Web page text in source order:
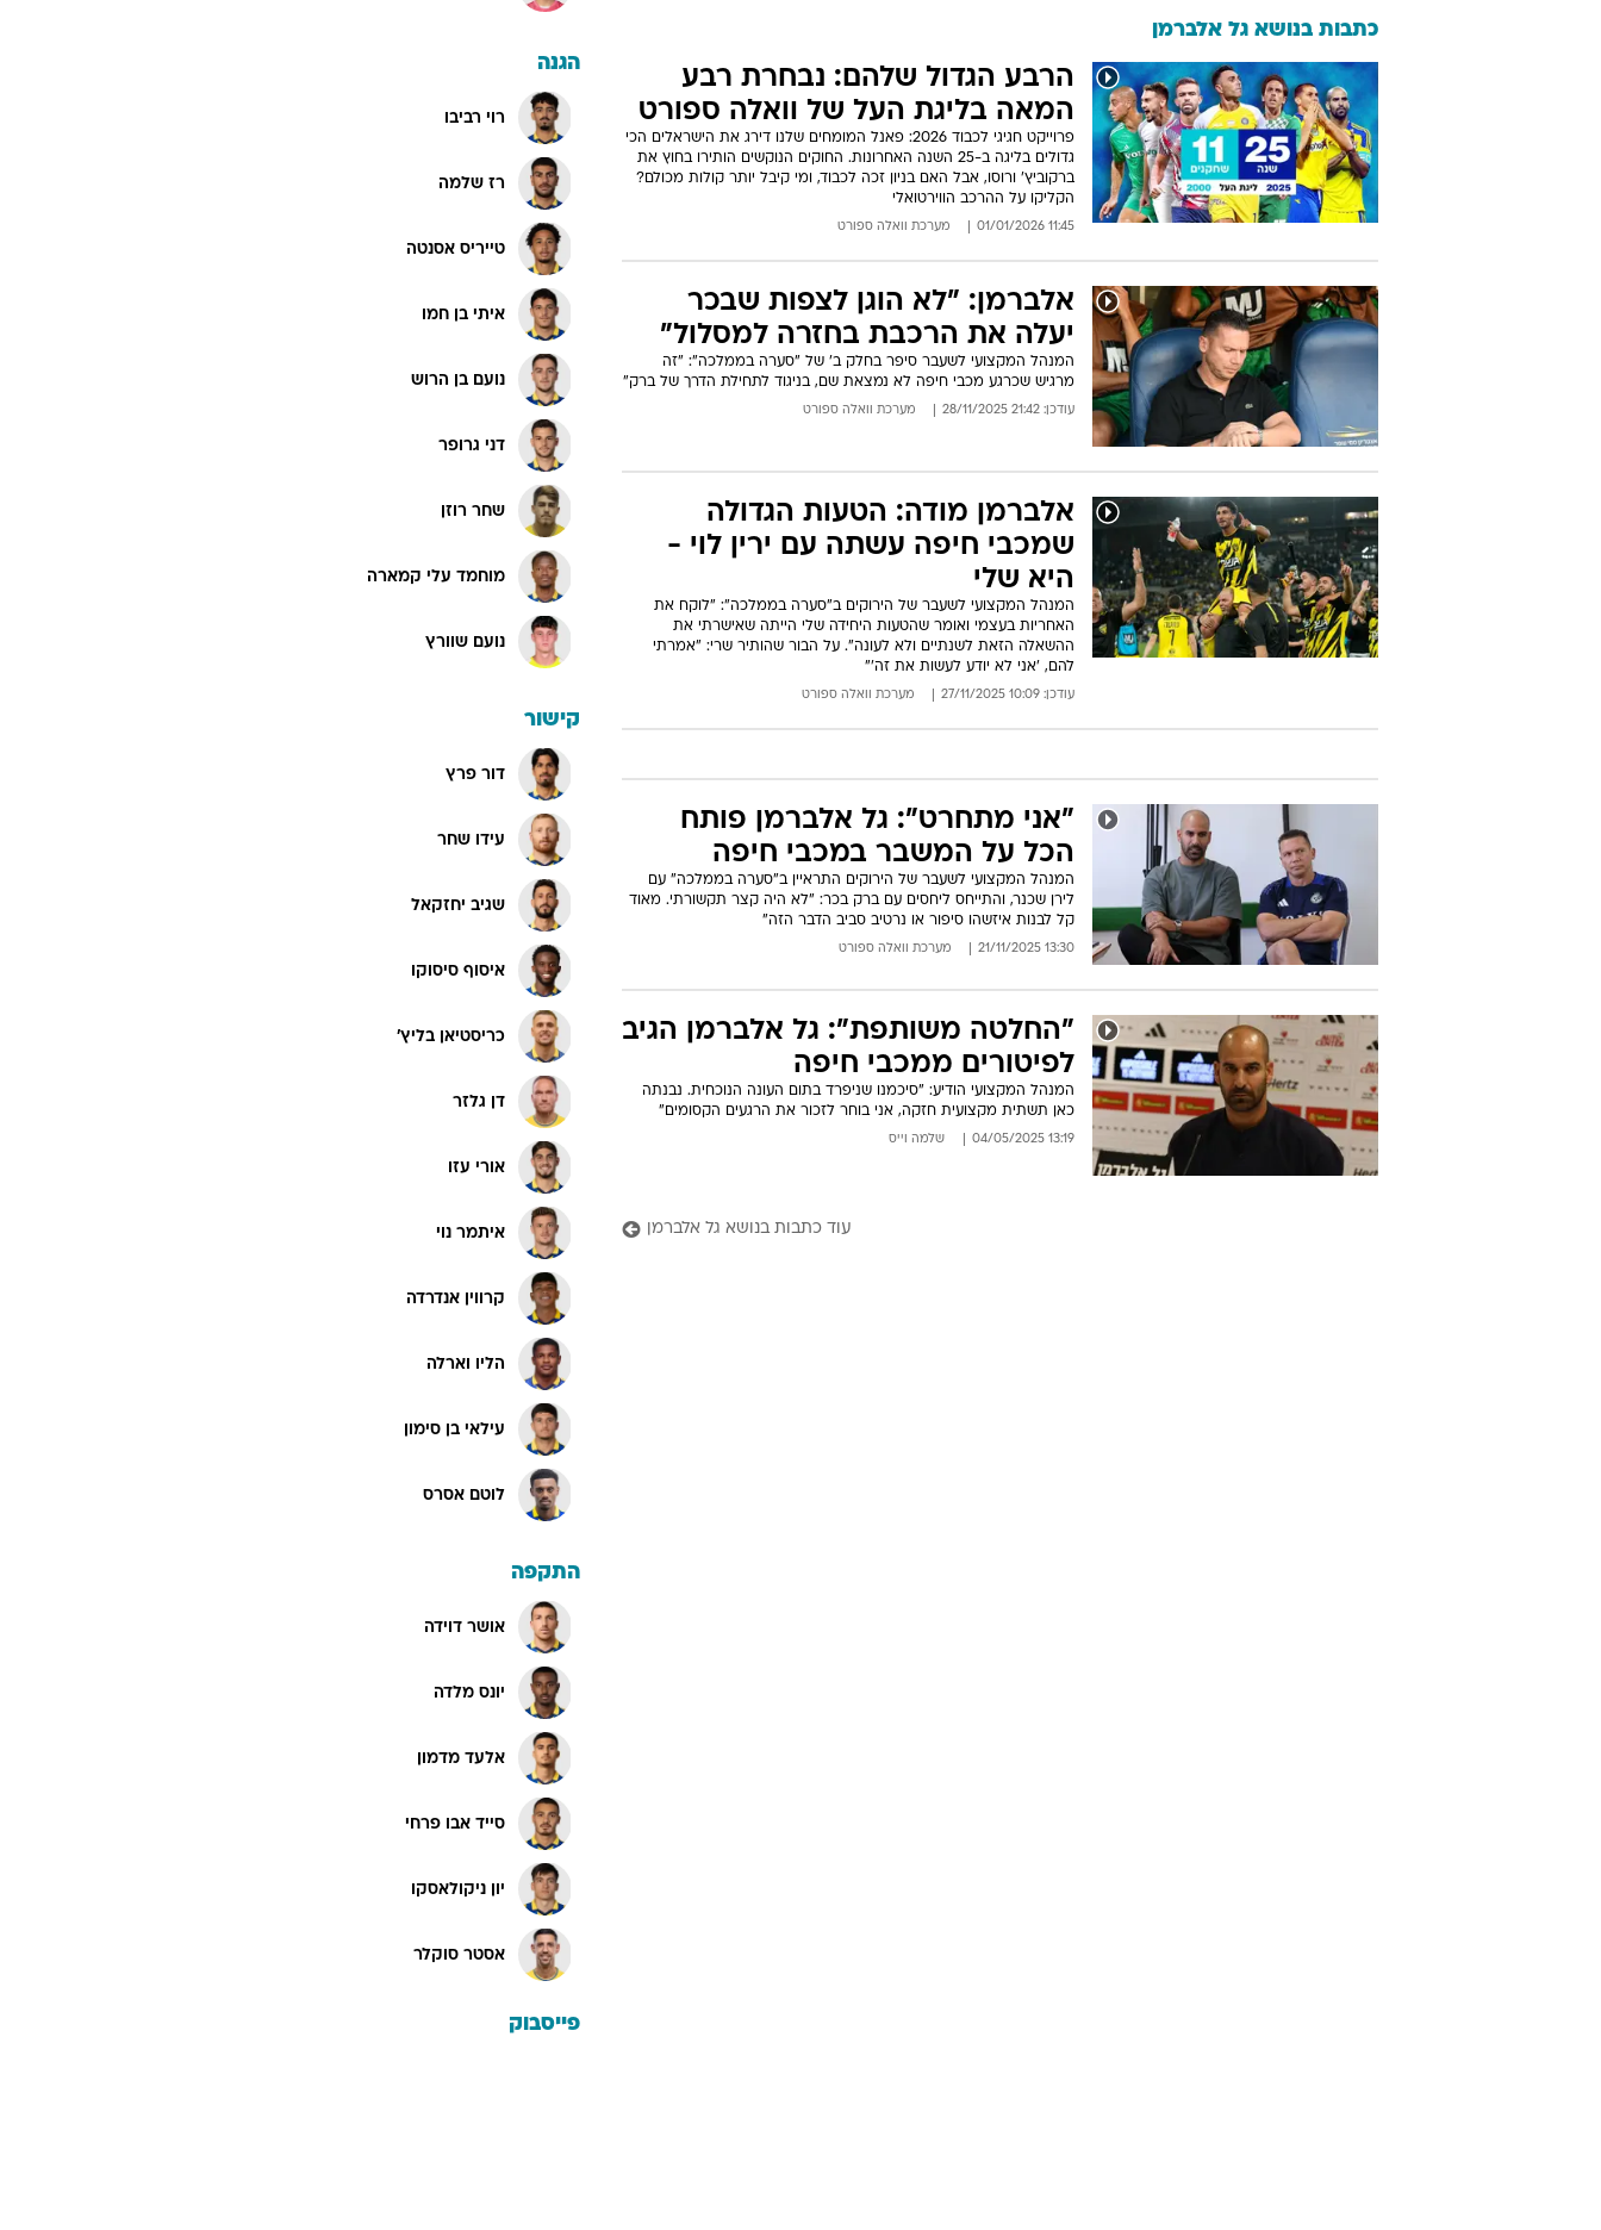
כתבות בנושא גל אלברמן
הרבע הגדול שלהם: נבחרת רבע
המאה בליגת העל של וואלה ספורט
פרוייקט חגיגי לכבוד 2026: פאנל המומחים שלנו דירג את הישראלים הכי
גדולים בליגה ב-25 השנה האחרונות. החוקים הנוקשים הותירו בחוץ את
ברקוביץ' ורוסו, אבל האם בניון זכה לכבוד, ומי קיבל יותר קולות מכולם?
הקליקו על ההרכב הווירטואלי
11:45 01/01/2026 מערכת וואלה ספורט
אלברמן: "לא הוגן לצפות שבכר
יעלה את הרכבת בחזרה למסלול"
המנהל המקצועי לשעבר סיפר בחלק ב' של "סערה בממלכה": "זה
מרגיש שכרגע מכבי חיפה לא נמצאת שם, בניגוד לתחילת הדרך של ברק"
עודכן: 21:42 28/11/2025 מערכת וואלה ספורט
אלברמן מודה: הטעות הגדולה
שמכבי חיפה עשתה עם ירין לוי -
היא שלי
המנהל המקצועי לשעבר של הירוקים ב"סערה בממלכה": "לוקח את
האחריות בעצמי ואומר שהטעות היחידה שלי הייתה שאישרתי את
ההשאלה הזאת לשנתיים ולא לעונה". על הבור שהותיר שרי: "אמרתי
להם, 'אני לא יודע לעשות את זה'"
עודכן: 10:09 27/11/2025 מערכת וואלה ספורט
"אני מתחרט": גל אלברמן פותח
הכל על המשבר במכבי חיפה
המנהל המקצועי לשעבר של הירוקים התראיין ב"סערה בממלכה" עם
לירן שכנר, והתייחס ליחסים עם ברק בכר: "לא היה קצר תקשורתי. מאוד
קל לבנות איזשהו סיפור או נרטיב סביב הדבר הזה"
13:30 21/11/2025 מערכת וואלה ספורט
"החלטה משותפת": גל אלברמן הגיב
לפיטורים ממכבי חיפה
המנהל המקצועי הודיע: "סיכמנו שניפרד בתום העונה הנוכחית. נבנתה
כאן תשתית מקצועית חזקה, אני בוחר לזכור את הרגעים הקסומים"
13:19 04/05/2025 שלמה וייס
עוד כתבות בנושא גל אלברמן
הגנה
רוי רביבו
רז שלמה
טייריס אסנטה
איתי בן חמו
נועם בן הרוש
דני גרופר
שחר רוזן
מוחמד עלי קמארה
נועם שוורץ
קישור
דור פרץ
עידו שחר
שגיב יחזקאל
איסוף סיסוקו
כריסטיאן בליץ'
דן גלזר
אורי עזו
איתמר נוי
קרווין אנדרדה
הליו וארלה
עילאי בן סימון
לוטם אסרס
התקפה
אושר דוידה
יונס מלדה
אלעד מדמון
סייד אבו פרחי
יון ניקולאסקו
אסטר סוקלר
פייסבוק